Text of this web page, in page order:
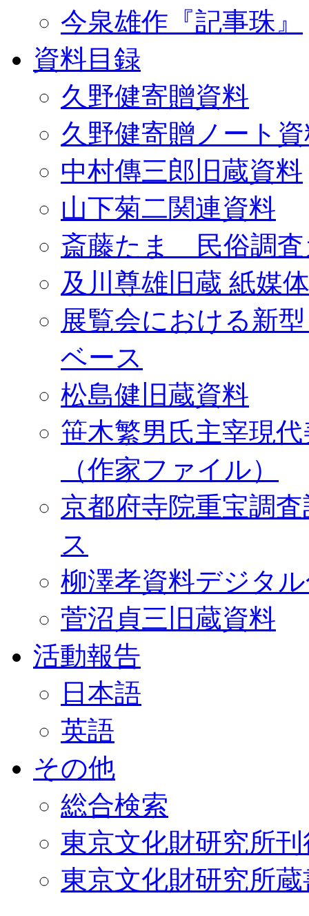
今泉雄作『記事珠』
資料目録
久野健寄贈資料
久野健寄贈ノート
中村傳三郎旧蔵資料
山下菊二関連資料
斎藤たま 民俗調査
及川尊雄旧蔵 紙媒
展覧会における新
ベース
松島健旧蔵資料
笹木繁男氏主宰現
（作家ファイル）
京都府寺院重宝調
ス
柳澤孝資料デジタ
菅沼貞三旧蔵資料
活動報告
日本語
英語
その他
総合検索
東京文化財研究所
東京文化財研究所